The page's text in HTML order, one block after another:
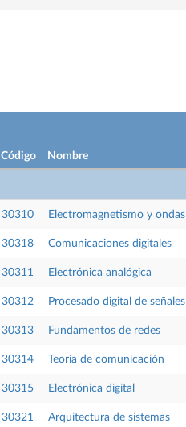
Código Nombre
30310 Electromagnetismo y ondas
30318 Comunicaciones digitales
30311 Electrónica analógica
30312 Procesado digital de señales
30313 Fundamentos de redes
30314 Teoría de comunicación
30315 Electrónica digital
30321 Arquitectura de sistemas